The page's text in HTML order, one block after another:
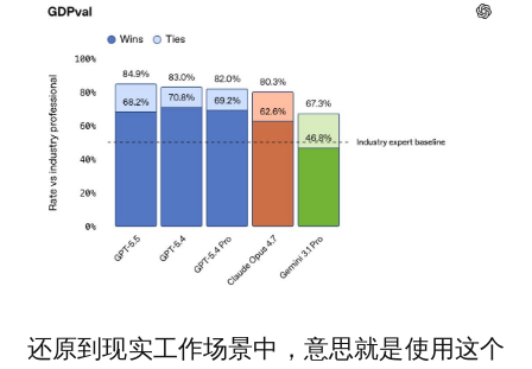
还原到现实工作场景中，意思就是使用这个